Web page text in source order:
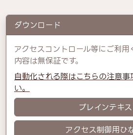
ダウンロード
アクセスコントロール等にご利用
内容は無保証です。
自動化される際はこちらの注意事
い。
プレインテキ
アクセス制御用ひ